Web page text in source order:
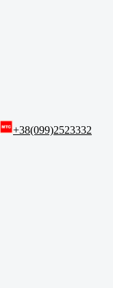
+38(099)2523332